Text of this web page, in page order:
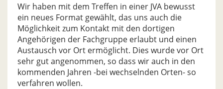
Wir haben mit dem Treffen in einer JVA bewusst
ein neues Format gewählt, das uns auch die
Möglichkeit zum Kontakt mit den dortigen
Angehörigen der Fachgruppe erlaubt und einen
Austausch vor Ort ermöglicht. Dies wurde vor Ort
sehr gut angenommen, so dass wir auch in den
kommenden Jahren -bei wechselnden Orten- so
verfahren wollen.